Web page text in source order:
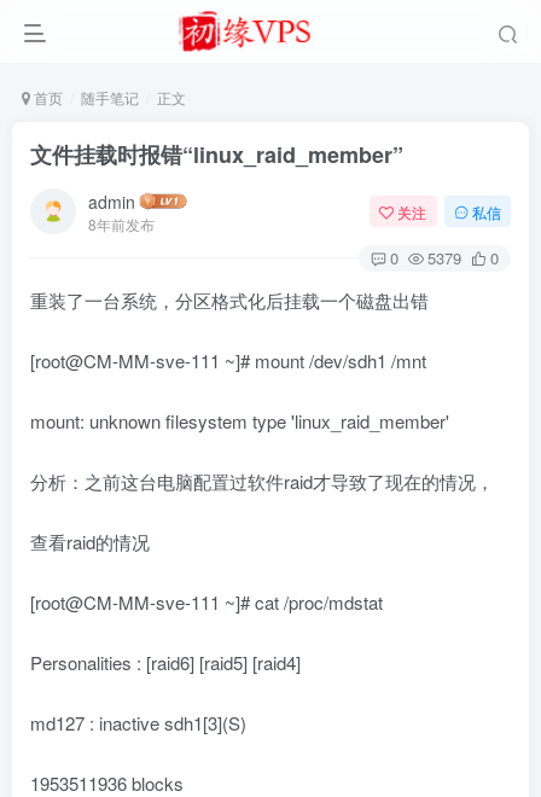
首页 随手笔记 正文
文件挂载时报错“linux_raid_member”
admin
8年前发布
关注 私信
0 5379 0
重装了一台系统，分区格式化后挂载一个磁盘出错
[root@CM-MM-sve-111 ~]# mount /dev/sdh1 /mnt
mount: unknown filesystem type 'linux_raid_member'
分析：之前这台电脑配置过软件raid才导致了现在的情况，
查看raid的情况
[root@CM-MM-sve-111 ~]# cat /proc/mdstat
Personalities : [raid6] [raid5] [raid4]
md127 : inactive sdh1[3](S)
1953511936 blocks